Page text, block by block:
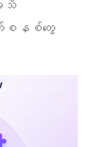
မသိ
က်စနစ်တွေ